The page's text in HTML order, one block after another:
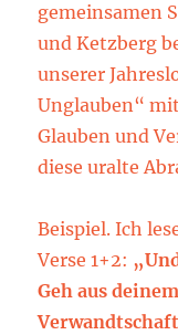
gemeinsamen
und Ketzberg
unserer
Unglauben“
Glauben und
diese uralte
Beispiel. Ich
Verse 1+2:
Geh aus